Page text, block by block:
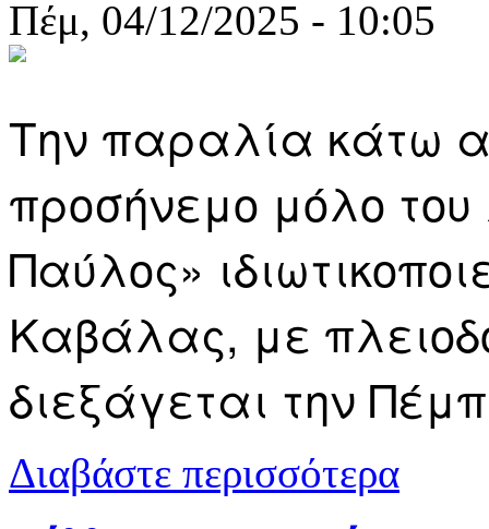
Πέμ, 04/12/2025 - 10:05
Την παραλία κάτω
προσήνεμο μόλο
Παύλος»
Καβάλας, με
διεξάγεται την
Διαβάστε περισσότερα